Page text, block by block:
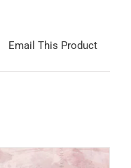
Email This Product